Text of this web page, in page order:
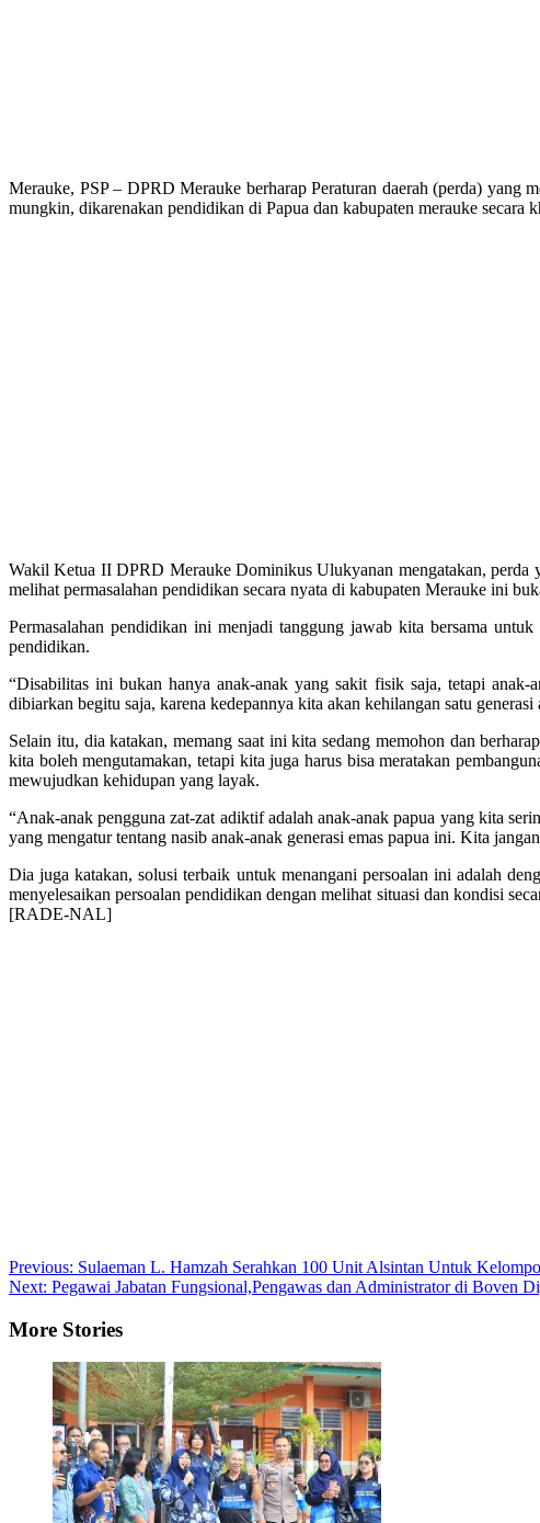
Merauke, PSP – DPRD Merauke berharap Peraturan daerah (perda) yang
mungkin, dikarenakan pendidikan di Papua dan kabupaten merauke secara
Wakil Ketua II DPRD Merauke Dominikus Ulukyanan mengatakan, perda
melihat permasalahan pendidikan secara nyata di kabupaten Merauke ini
Permasalahan pendidikan ini menjadi tanggung jawab kita bersama
pendidikan.
“Disabilitas ini bukan hanya anak-anak yang sakit fisik saja, tetapi anak-
dibiarkan begitu saja, karena kedepannya kita akan kehilangan satu
Selain itu, dia katakan, memang saat ini kita sedang memohon dan
kita boleh mengutamakan, tetapi kita juga harus bisa meratakan
mewujudkan kehidupan yang layak.
“Anak-anak pengguna zat-zat adiktif adalah anak-anak papua yang kita
yang mengatur tentang nasib anak-anak generasi emas papua ini. Kita
Dia juga katakan, solusi terbaik untuk menangani persoalan ini adalah
menyelesaikan persoalan pendidikan dengan melihat situasi dan kondisi
[RADE-NAL]
Post
navigation
Previous: Sulaeman L. Hamzah Serahkan 100 Unit Alsintan Untuk
Next: Pegawai Jabatan Fungsional,Pengawas dan Administrator di Boven
More Stories